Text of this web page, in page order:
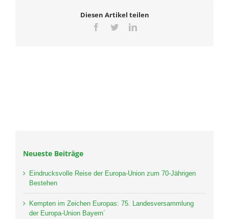
Diesen Artikel teilen
Facebook
TwitterLinkedIn
Neueste Beiträge
Eindrucksvolle Reise der Europa-Union zum 70-Jährigen
Bestehen
Kempten im Zeichen Europas: 75. Landesversammlung
der Europa-Union Bayern´